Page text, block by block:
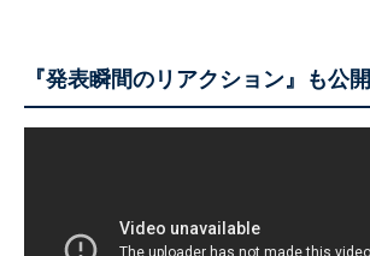
『発表瞬間のリアクション』も公開